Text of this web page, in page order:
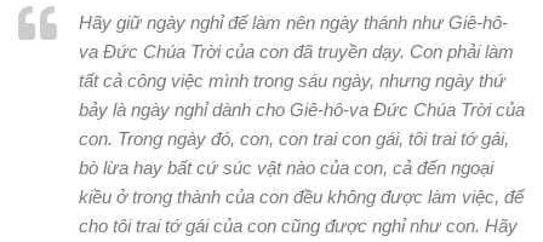
Hãy giữ ngày nghỉ để làm nên ngày thánh như Giê-hô-
va Đức Chúa Trời của con đã truyền dạy. Con phải làm
tất cả công việc mình trong sáu ngày, nhưng ngày thứ
bảy là ngày nghỉ dành cho Giê-hô-va Đức Chúa Trời của
con. Trong ngày đó, con, con trai con gái, tôi trai tớ gái,
bò lừa hay bất cứ súc vật nào của con, cả đến ngoại
kiều ở trong thành của con đều không được làm việc, để
cho tôi trai tớ gái của con cũng được nghỉ như con. Hãy